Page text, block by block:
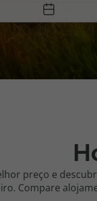
preço e
Compare